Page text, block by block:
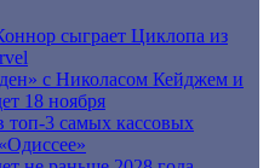
сыграет Циклопа из
с Николасом Кейджем и
18 ноября
3 самых кассовых